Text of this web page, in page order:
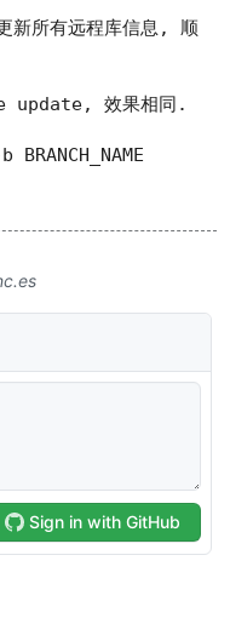
新所有远程库信息, 顺
update, 效果相同.